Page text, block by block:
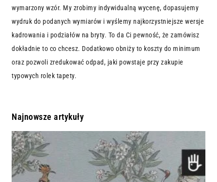
wymarzony wzór. My zrobimy indywidualną wycenę, dopasujemy
wydruk do podanych wymiarów i wyślemy najkorzystniejsze wersje
kadrowania i podziałów na bryty. To da Ci pewność, że zamówisz
dokładnie to co chcesz. Dodatkowo obniży to koszty do minimum
oraz pozwoli zredukować odpad, jaki powstaje przy zakupie
typowych rolek tapety.
Najnowsze artykuły